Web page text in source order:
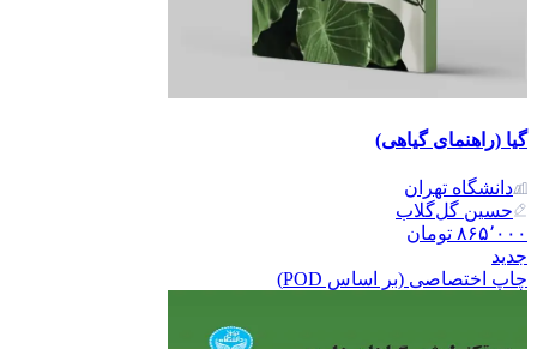
گیا (راهنمای گیاهی)
دانشگاه تهران
حسین گل‌گلاب
۸۶۵٬۰۰۰ تومان
جدید
چاپ اختصاصی (بر اساس POD)